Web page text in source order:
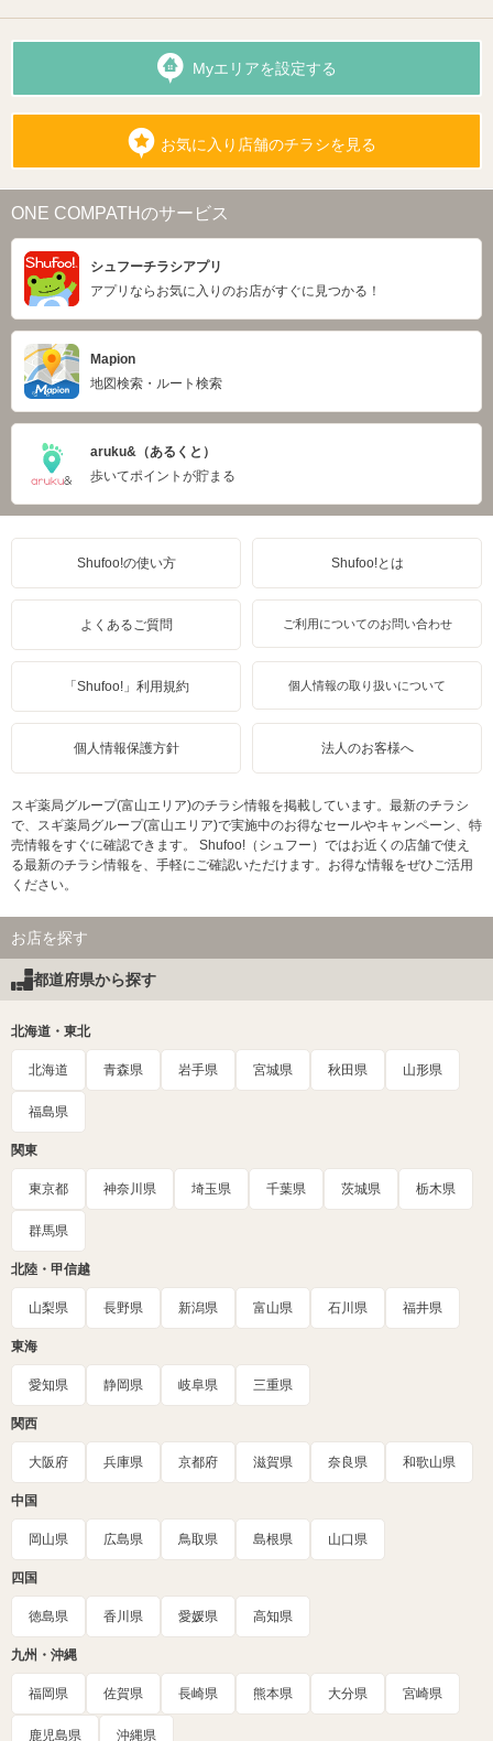
Myエリアを設定する
お気に入り店舗のチラシを見る
ONE COMPATHのサービス
シュフーチラシアプリ
アプリならお気に入りのお店がすぐに見つかる！
Mapion
地図検索・ルート検索
aruku&（あるくと）
歩いてポイントが貯まる
Shufoo!の使い方 Shufoo!とは
よくあるご質問 ご利用についてのお問い合わせ
「Shufoo!」利用規約 個人情報の取り扱いについて
個人情報保護方針 法人のお客様へ
スギ薬局グループ(富山エリア)のチラシ情報を掲載しています。最新のチラシ
で、スギ薬局グループ(富山エリア)で実施中のお得なセールやキャンペーン、特
売情報をすぐに確認できます。 Shufoo!（シュフー）ではお近くの店舗で使え
る最新のチラシ情報を、手軽にご確認いただけます。お得な情報をぜひご活用
ください。
お店を探す
都道府県から探す
北海道・東北
北海道 青森県 岩手県 宮城県 秋田県 山形県
福島県
関東
東京都 神奈川県 埼玉県 千葉県 茨城県 栃木県
群馬県
北陸・甲信越
山梨県 長野県 新潟県 富山県 石川県 福井県
東海
愛知県 静岡県 岐阜県 三重県
関西
大阪府 兵庫県 京都府 滋賀県 奈良県 和歌山県
中国
岡山県 広島県 鳥取県 島根県 山口県
四国
徳島県 香川県 愛媛県 高知県
九州・沖縄
福岡県 佐賀県 長崎県 熊本県 大分県 宮崎県
鹿児島県 沖縄県